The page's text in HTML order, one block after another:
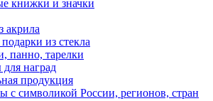
книжки и значки
акрила
из стекла
панно, тарелки
наград
продукция
с символикой России, регионов, стран